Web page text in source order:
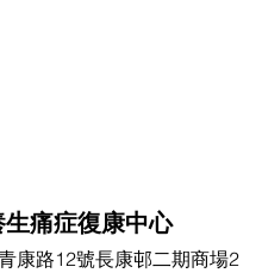
生痛症復康中心
康路12號長康邨二期商場2